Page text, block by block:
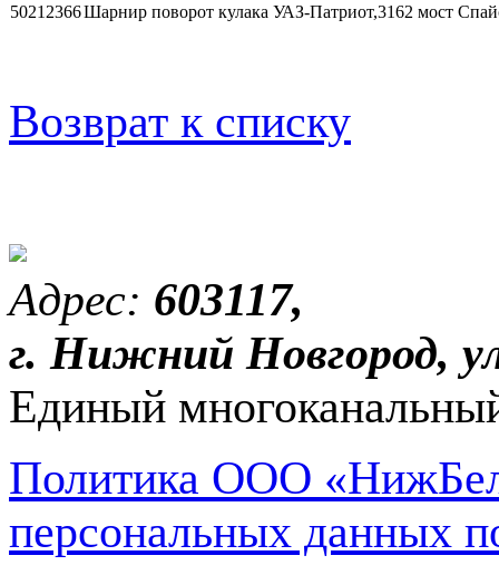
50212366Шарнир поворот кулака УАЗ-Патриот,3162 мост
Возврат к списку
Адрес: 603117,
г. Нижний Новгород,
Единый
Политика ООО
персональных данных